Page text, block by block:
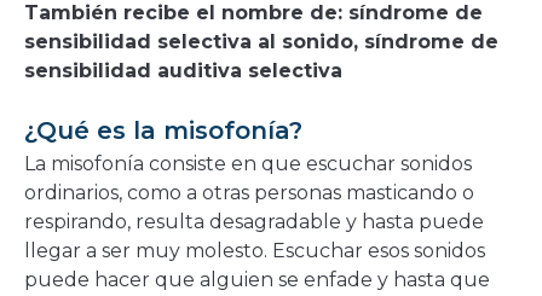
nueva
ventana
También recibe el nombre de: síndrome de
sensibilidad selectiva al sonido, síndrome de
sensibilidad auditiva selectiva
¿Qué es la misofonía?
La misofonía consiste en que escuchar sonidos
ordinarios, como a otras personas masticando o
respirando, resulta desagradable y hasta puede
llegar a ser muy molesto. Escuchar esos sonidos
puede hacer que alguien se enfade y hasta que